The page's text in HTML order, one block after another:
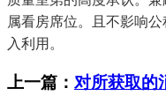
属看房席位。且不影响
入利用。
上一篇： 对所获取的